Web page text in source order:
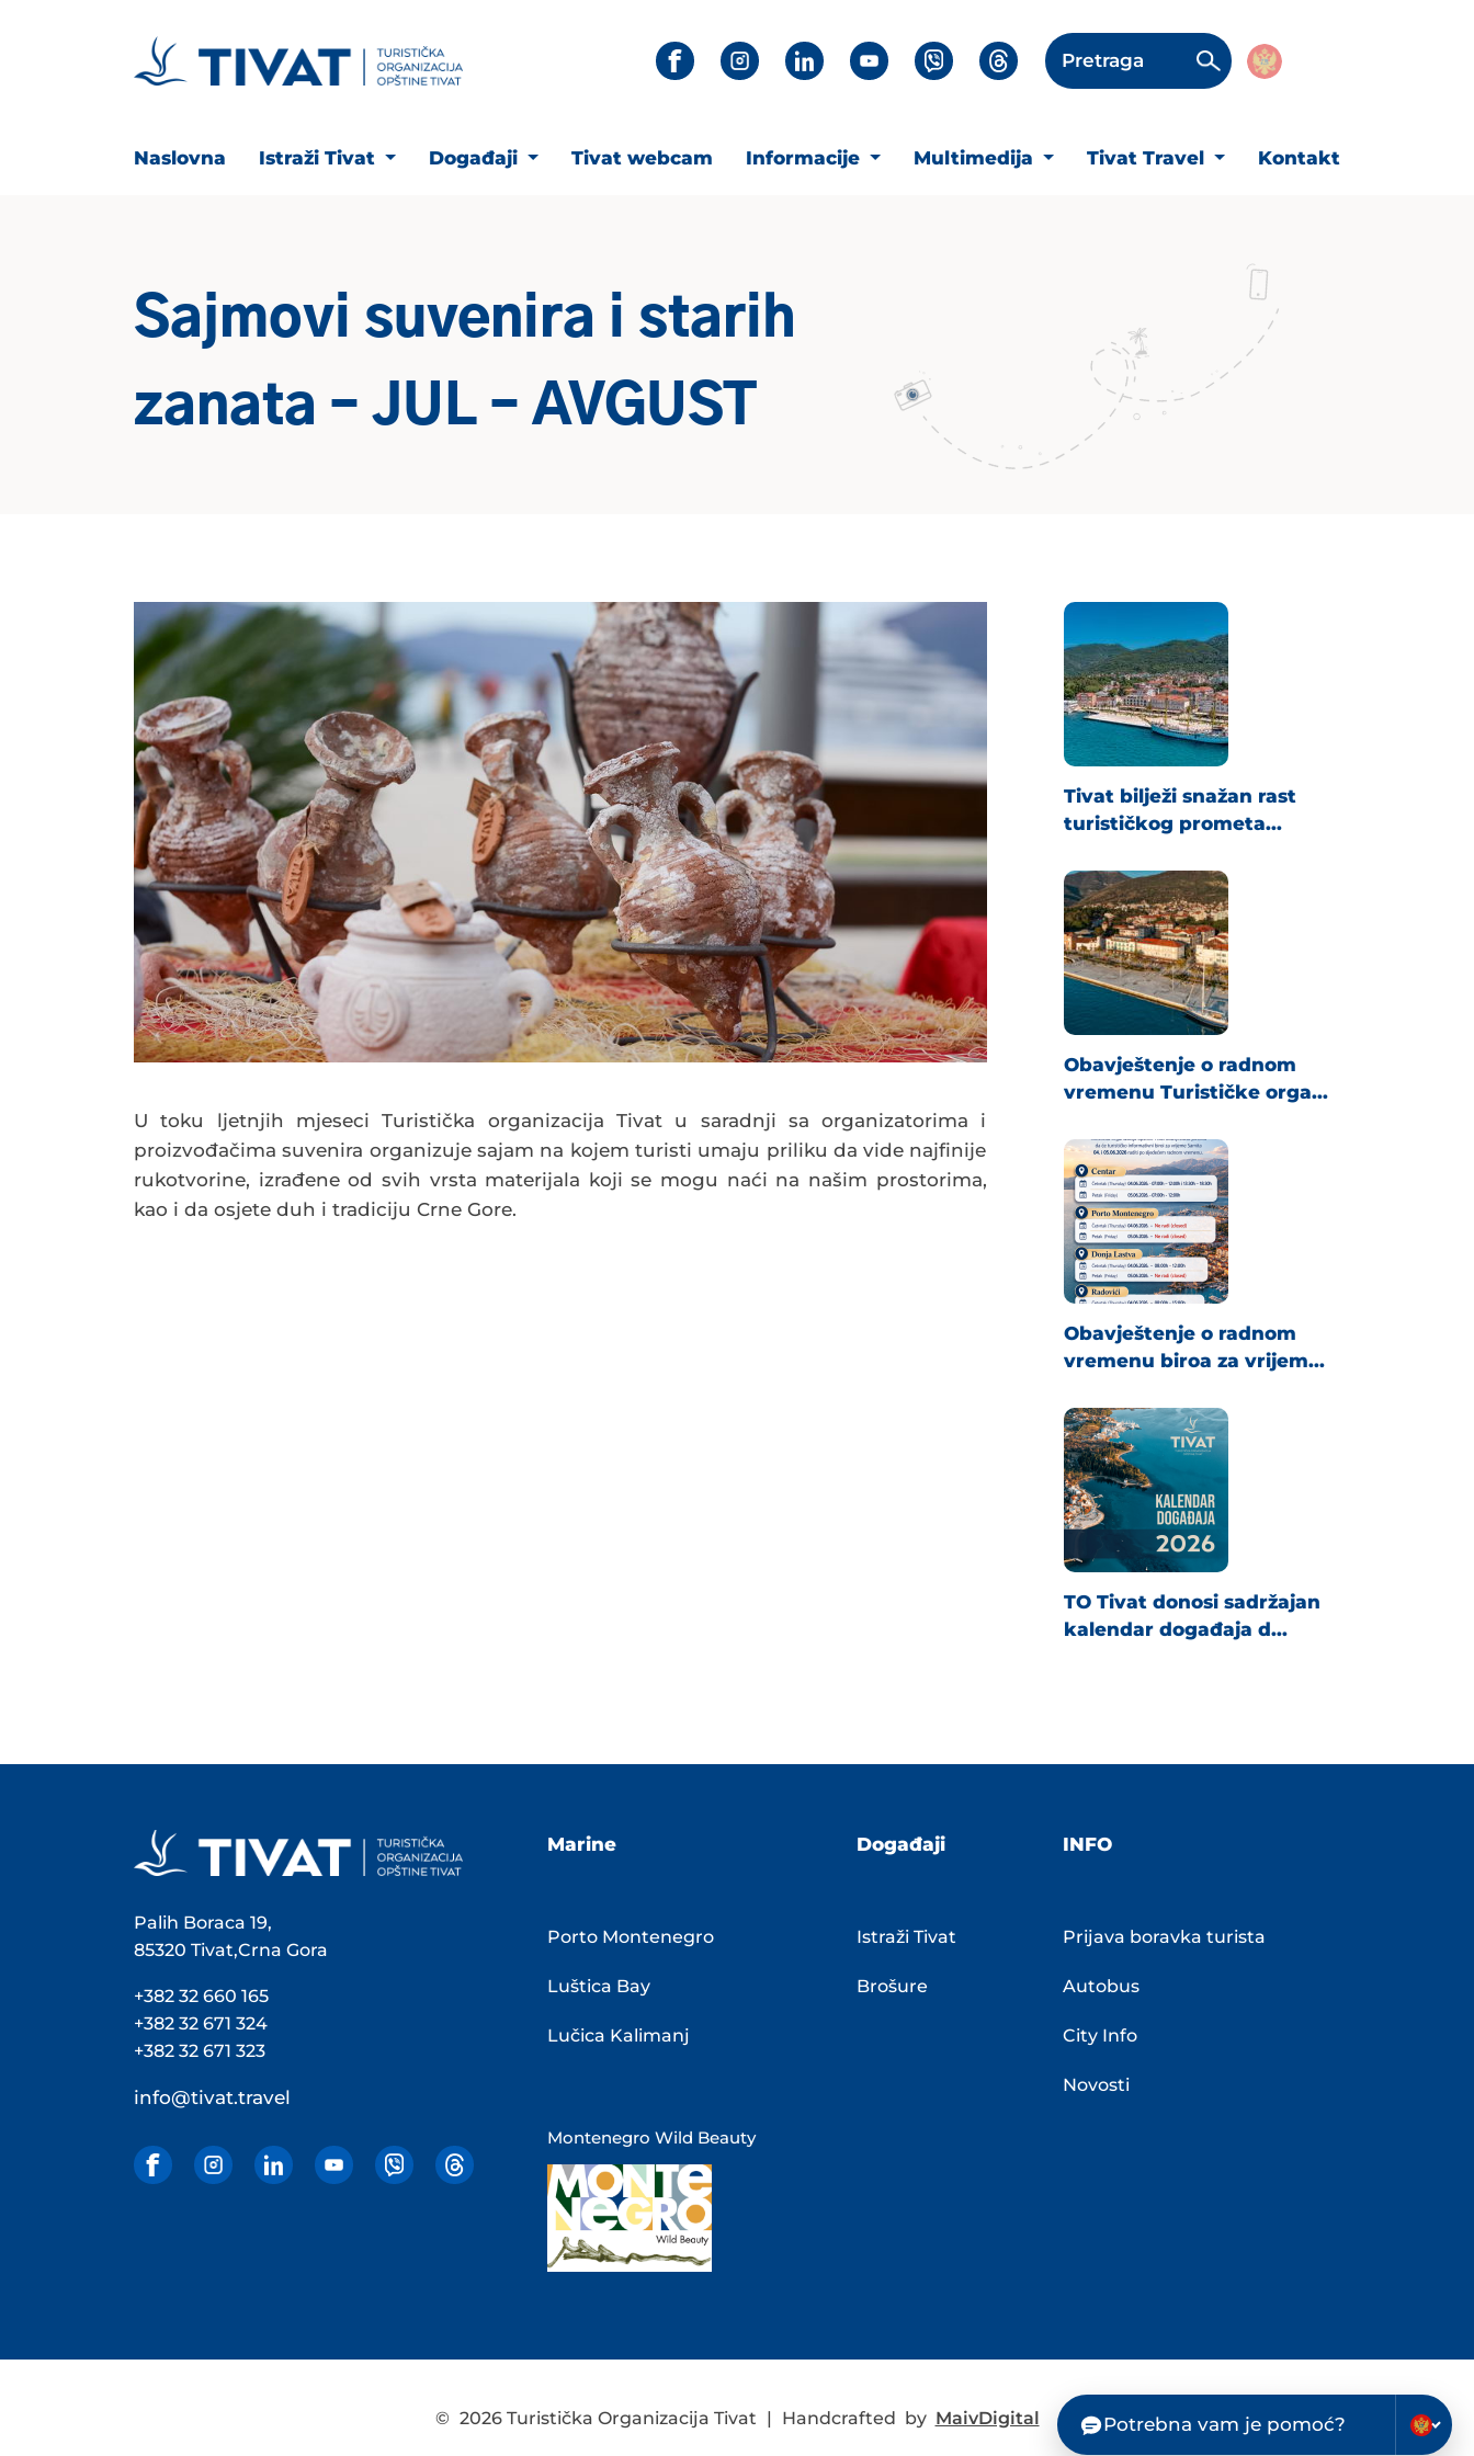
Pretraga
Naslovna Istraži Tivat Događaji Tivat webcam Informacije Multimedija Tivat Travel Kontakt
Sajmovi suvenira i starih
zanata – JUL – AVGUST
U toku ljetnjih mjeseci Turistička organizacija Tivat u saradnji sa organizatorima i
proizvođačima suvenira organizuje sajam na kojem turisti umaju priliku da vide najfinije
rukotvorine, izrađene od svih vrsta materijala koji se mogu naći na našim prostorima,
kao i da osjete duh i tradiciju Crne Gore.
Tivat bilježi snažan rast
turističkog prometa...
Obavještenje o radnom
vremenu Turističke orga...
Obavještenje o radnom
vremenu biroa za vrijem...
TO Tivat donosi sadržajan
kalendar događaja d...
Palih Boraca 19,
85320 Tivat,Crna Gora
+382 32 660 165
+382 32 671 324
+382 32 671 323
info@tivat.travel
Marine
Porto Montenegro
Luštica Bay
Lučica Kalimanj
Montenegro Wild Beauty
Događaji
Istraži Tivat
Brošure
INFO
Prijava boravka turista
Autobus
City Info
Novosti
© 2026 Turistička Organizacija Tivat Handcrafted by MaivDigital Potrebna vam je pomoć?